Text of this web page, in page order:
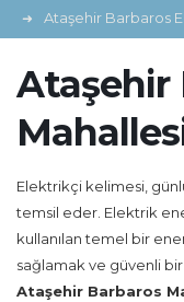
Ataşehir Barbaros
Ataşehir
Elektrikçi kelimesi,
temsil eder. Elektrik
kullanılan temel bir
sağlamak ve güvenli
Ataşehir Barbaros